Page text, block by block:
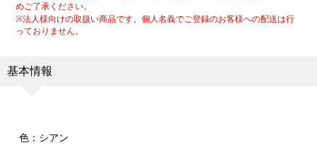
めご了承ください。
※法人様向けの取扱い商品です。個人名義でご登録のお客様への配送は行
っておりません。
基本情報
色：シアン